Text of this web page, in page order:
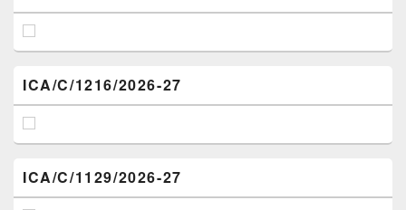
ICA/C/1216/2026-27
ICA/C/1129/2026-27